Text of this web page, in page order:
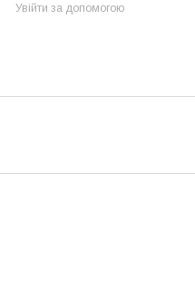
Увійти за допомогою